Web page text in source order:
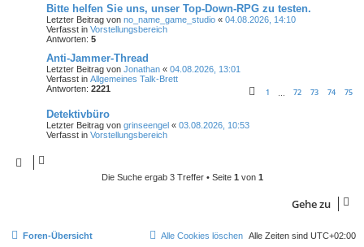
Bitte helfen Sie uns, unser Top-Down-RPG zu testen.
Letzter Beitrag von no_name_game_studio « 04.08.2026, 14:10
Verfasst in Vorstellungsbereich
Antworten: 5
Anti-Jammer-Thread
Letzter Beitrag von Jonathan « 04.08.2026, 13:01
Verfasst in Allgemeines Talk-Brett
Antworten: 2221 1 72 73 74 75
Detektivbüro
Letzter Beitrag von grinseengel « 03.08.2026, 10:53
Verfasst in Vorstellungsbereich
Die Suche ergab 3 Treffer • Seite 1 von 1
Gehe zu
Foren-Übersicht Alle Zeiten sind UTC+02:00
Alle Cookies löschen